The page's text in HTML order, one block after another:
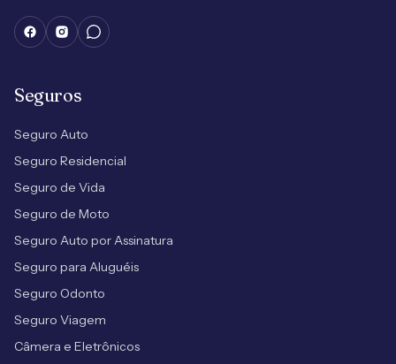
Seguros
Seguro Auto
Seguro Residencial
Seguro de Vida
Seguro de Moto
Seguro Auto por Assinatura
Seguro para Aluguéis
Seguro Odonto
Seguro Viagem
Câmera e Eletrônicos